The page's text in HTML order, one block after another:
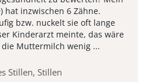
hat inzwischen 6 Zähne.
bzw. nuckelt sie oft lange
Kinderarzt meinte, das wäre
Muttermilch wenig ...
Stillen, Stillen